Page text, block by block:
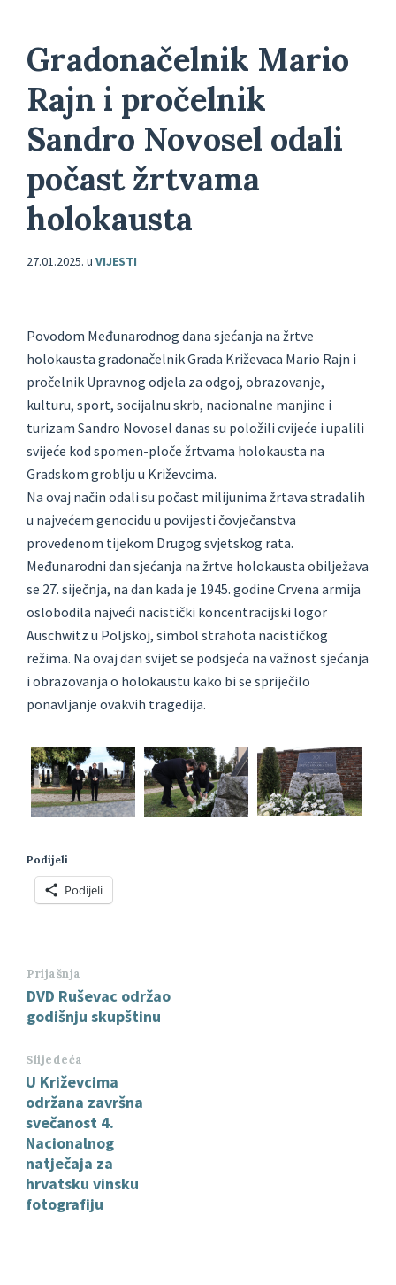
Gradonačelnik Mario
Rajn i pročelnik
Sandro Novosel odali
počast žrtvama
holokausta
27.01.2025. u VIJESTI
Povodom Međunarodnog dana sjećanja na žrtve
holokausta gradonačelnik Grada Križevaca Mario Rajn i
pročelnik Upravnog odjela za odgoj, obrazovanje,
kulturu, sport, socijalnu skrb, nacionalne manjine i
turizam Sandro Novosel danas su položili cvijeće i upalili
svijeće kod spomen-ploče žrtvama holokausta na
Gradskom groblju u Križevcima.
Na ovaj način odali su počast milijunima žrtava stradalih
u najvećem genocidu u povijesti čovječanstva
provedenom tijekom Drugog svjetskog rata.
Međunarodni dan sjećanja na žrtve holokausta obilježava
se 27. siječnja, na dan kada je 1945. godine Crvena armija
oslobodila najveći nacistički koncentracijski logor
Auschwitz u Poljskoj, simbol strahota nacističkog
režima. Na ovaj dan svijet se podsjeća na važnost sjećanja
i obrazovanja o holokaustu kako bi se spriječilo
ponavljanje ovakvih tragedija.
Podijeli
Podijeli
Prijašnja
DVD Ruševac održao
godišnju skupštinu
Slijedeća
U Križevcima
održana završna
svečanost 4.
Nacionalnog
natječaja za
hrvatsku vinsku
fotografiju